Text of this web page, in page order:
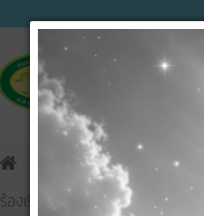
Home
ข่าวประชาสัมพันธ์ ข่าว
ร้องเรียนทุจริตฯ
E-Service